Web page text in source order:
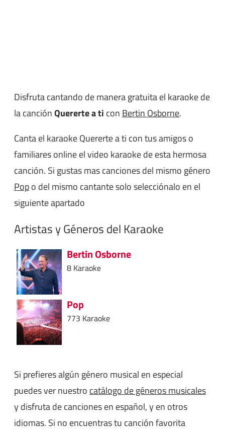
Disfruta cantando de manera gratuita el karaoke de
la canciónQuererte a ti con Bertin Osborne.
Canta el karaoke Quererte a ti con tus amigos o
familiares online el video karaoke de esta hermosa
canción. Si gustas mas canciones del mismo género
Popo del mismo cantante solo selecciónalo en el
siguiente apartado
Artistas y Géneros del Karaoke
Bertin Osborne
8 Karaoke
Pop
773 Karaoke
Si prefieres algún género musical en especial
puedes ver nuestro catálogo de géneros musicales
y disfruta de canciones en español, y en otros
idiomas. Si no encuentras tu canción favorita